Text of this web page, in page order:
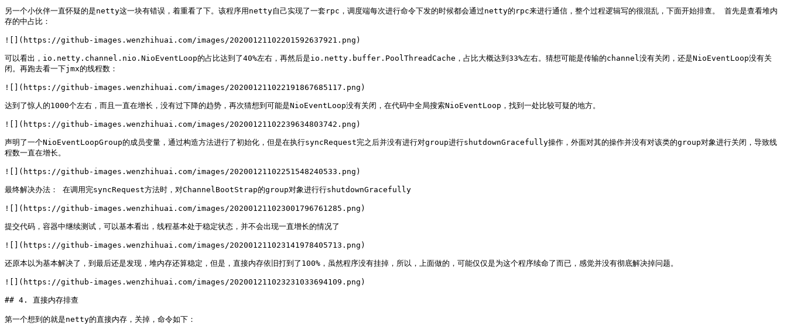
另一个小伙伴一直怀疑的是netty这一块有错误，着重看了下。该程序用netty自己实现了一套rpc，调度端每次进行命令下发的时候都会通过netty的rpc来进行通信，整个过程逻辑写的很混乱，下面开始排查。 首先是查看堆内
存的中占比：
![](https://github-images.wenzhihuai.com/images/20200121102201592637921.png)
可以看出，io.netty.channel.nio.NioEventLoop的占比达到了40%左右，再然后是io.netty.buffer.PoolThreadCache，占比大概达到33%左右。猜想可能是传输的channel没有关闭，还是NioEventLoop没有关
闭。再跑去看一下jmx的线程数：
![](https://github-images.wenzhihuai.com/images/202001211022191867685117.png)
达到了惊人的1000个左右，而且一直在增长，没有过下降的趋势，再次猜想到可能是NioEventLoop没有关闭，在代码中全局搜索NioEventLoop，找到一处比较可疑的地方。
![](https://github-images.wenzhihuai.com/images/20200121102239634803742.png)
声明了一个NioEventLoopGroup的成员变量，通过构造方法进行了初始化，但是在执行syncRequest完之后并没有进行对group进行shutdownGracefully操作，外面对其的操作并没有对该类的group对象进行关闭，导致线
程数一直在增长。
![](https://github-images.wenzhihuai.com/images/20200121102251548240533.png)
最终解决办法： 在调用完syncRequest方法时，对ChannelBootStrap的group对象进行行shutdownGracefully
![](https://github-images.wenzhihuai.com/images/202001211023001796761285.png)
提交代码，容器中继续测试，可以基本看出，线程基本处于稳定状态，并不会出现一直增长的情况了
![](https://github-images.wenzhihuai.com/images/202001211023141978405713.png)
还原本以为基本解决了，到最后还是发现，堆内存还算稳定，但是，直接内存依旧打到了100%，虽然程序没有挂掉，所以，上面做的，可能仅仅是为这个程序续命了而已，感觉并没有彻底解决掉问题。
![](https://github-images.wenzhihuai.com/images/202001211023231033694109.png)
## 4. 直接内存排查
第一个想到的就是netty的直接内存，关掉，命令如下：